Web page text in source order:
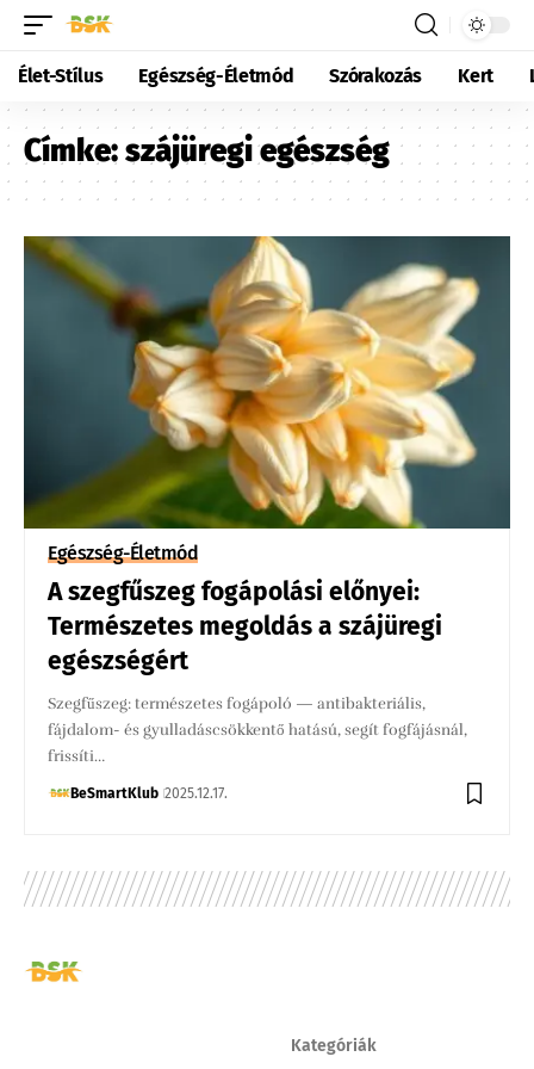
Élet-Stílus Egészség-Életmód Szórakozás Kert
Címke:szájüregi egészség
Egészség-Életmód
A szegfűszeg fogápolási előnyei:
Természetes megoldás a szájüregi
egészségért
Szegfűszeg: természetes fogápoló — antibakteriális,
fájdalom- és gyulladáscsökkentő hatású, segít fogfájásnál,
frissíti…
BeSmartKlub 2025.12.17.
Kategóriák